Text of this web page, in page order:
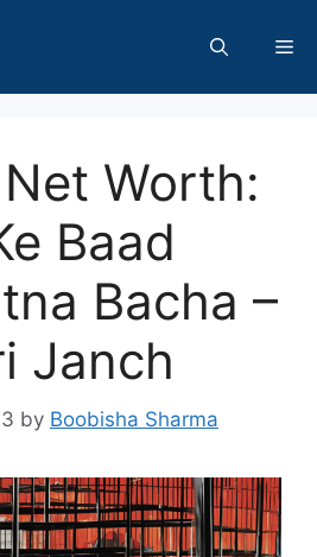
Worth:
Baad
Bacha –
Janch
by Boobisha Sharma